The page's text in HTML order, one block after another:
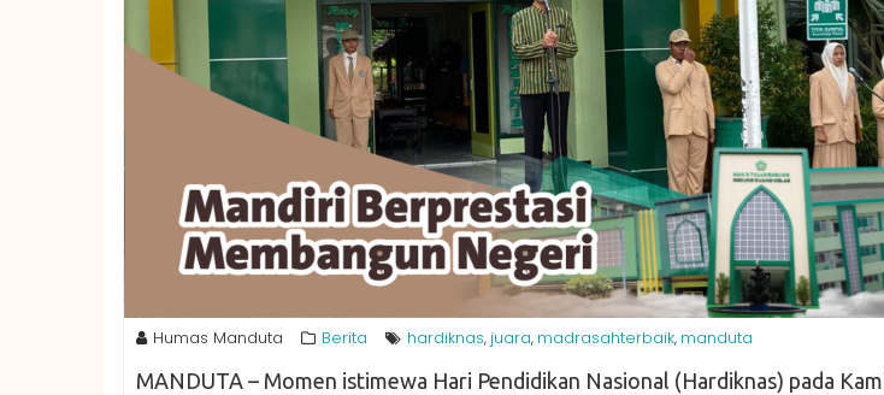
Humas Manduta Berita hardiknas, juara, madrasahterbaik, manduta
MANDUTA – Momen istimewa Hari Pendidikan Nasional (Hardiknas) pada